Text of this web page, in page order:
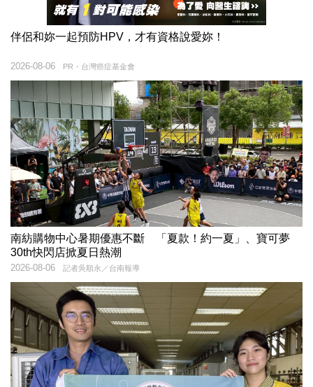
伴侶和妳一起預防HPV，才有資格說愛妳！
PR・台灣癌症基金會
2026-08-06
南紡購物中心暑期優惠不斷 「夏款！約一夏」、寶可夢
30th快閃店掀夏日熱潮
記者吳順永／台南報導
2026-08-06